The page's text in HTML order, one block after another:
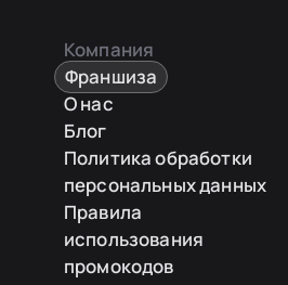
Компания
Франшиза
О нас
Блог
Политика обработки
персональных данных
Правила
использования
промокодов